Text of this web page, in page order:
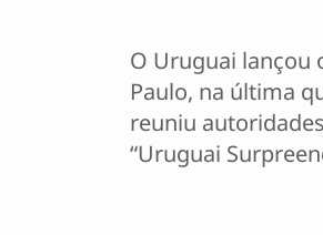
O Uruguai lançou
Paulo, na última
reuniu
“Uruguai